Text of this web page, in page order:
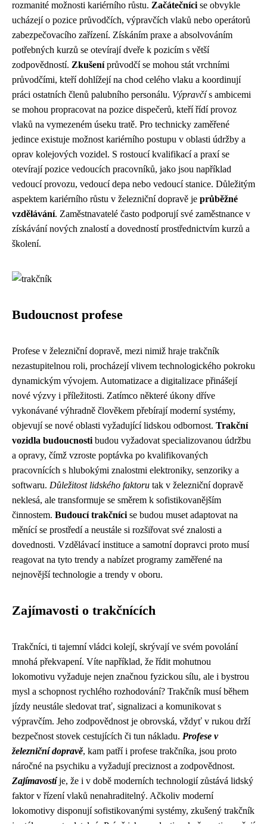
rozmanité možnosti kariérního růstu. Začátečníci se obvykle
ucházejí o pozice průvodčích, výpravčích vlaků nebo operátorů
zabezpečovacího zařízení. Získáním praxe a absolvováním
potřebných kurzů se otevírají dveře k pozicím s větší
zodpovědností. Zkušeníprůvodčí se mohou stát vrchními
průvodčími, kteří dohlížejí na chod celého vlaku a koordinují
práci ostatních členů palubního personálu. Výpravčís ambicemi
se mohou propracovat na pozice dispečerů, kteří řídí provoz
vlaků na vymezeném úseku tratě. Pro technicky zaměřené
jedince existuje možnost kariérního postupu v oblasti údržby a
oprav kolejových vozidel. S rostoucí kvalifikací a praxí se
otevírají pozice vedoucích pracovníků, jako jsou například
vedoucí provozu, vedoucí depa nebo vedoucí stanice. Důležitým
aspektem kariérního růstu v železniční dopravě je průběžné
vzdělávání. Zaměstnavatelé často podporují své zaměstnance v
získávání nových znalostí a dovedností prostřednictvím kurzů a
školení.
Budoucnost profese
Profese v železniční dopravě, mezi nimiž hraje trakčník
nezastupitelnou roli, procházejí vlivem technologického pokroku
dynamickým vývojem. Automatizace a digitalizace přinášejí
nové výzvy i příležitosti. Zatímco některé úkony dříve
vykonávané výhradně člověkem přebírají moderní systémy,
objevují se nové oblasti vyžadující lidskou odbornost. Trakční
vozidla budoucnosti budou vyžadovat specializovanou údržbu
a opravy, čímž vzroste poptávka po kvalifikovaných
pracovnících s hlubokými znalostmi elektroniky, senzoriky a
softwaru. Důležitost lidského faktoru tak v železniční dopravě
neklesá, ale transformuje se směrem k sofistikovanějším
činnostem. Budoucí trakčníci se budou muset adaptovat na
měnící se prostředí a neustále si rozšiřovat své znalosti a
dovednosti. Vzdělávací instituce a samotní dopravci proto musí
reagovat na tyto trendy a nabízet programy zaměřené na
nejnovější technologie a trendy v oboru.
Zajímavosti o trakčnících
Trakčníci, ti tajemní vládci kolejí, skrývají ve svém povolání
mnohá překvapení. Víte například, že řídit mohutnou
lokomotivu vyžaduje nejen značnou fyzickou sílu, ale i bystrou
mysl a schopnost rychlého rozhodování? Trakčník musí během
jízdy neustále sledovat trať, signalizaci a komunikovat s
výpravčím. Jeho zodpovědnost je obrovská, vždyť v rukou drží
bezpečnost stovek cestujících či tun nákladu. Profese v
železniční dopravě, kam patří i profese trakčníka, jsou proto
náročné na psychiku a vyžadují preciznost a zodpovědnost.
Zajímavostíje, že i v době moderních technologií zůstává lidský
faktor v řízení vlaků nenahraditelný. Ačkoliv moderní
lokomotivy disponují sofistikovanými systémy, zkušený trakčník